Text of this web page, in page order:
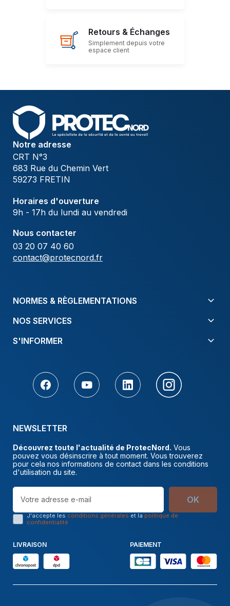
Retours & Échanges
Simplement depuis votre
espace client
Notre adresse
CRT N°3
683 Rue du Chemin Vert
59273 FRETIN
Horaires d'ouverture
9h - 17h du lundi au vendredi
Nous contacter
03 20 07 40 60
contact@protecnord.fr
NORMES & RÈGLEMENTATIONS
NOS SERVICES
S'INFORMER
NEWSLETTER
Découvrez toute l'actualité de ProtecNord. Vous
pouvez vous désinscrire à tout moment. Vous trouverez
pour cela nos informations de contact dans les conditions
d'utilisation du site.
OK
J'accepte les conditions générales et la politique de
confidentialité
LIVRAISON PAIEMENT